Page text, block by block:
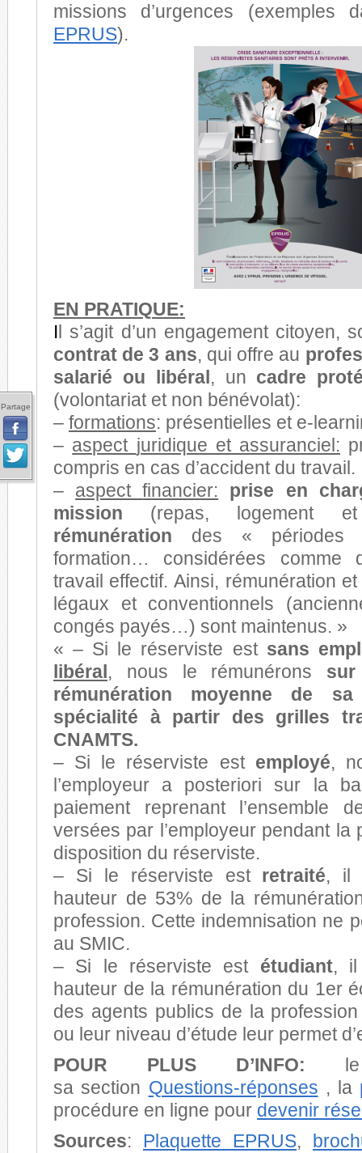
Partage
missions d’urgences
EPRUS).
EN PRATIQUE:
I l s’agit d’un engagement citoyen,
contrat de 3 ans, qui offre au
salarié ou libéral , un cadre
(volontariat et non bénévolat):
– formations: présentielles et e-
– aspect juridique et assuranciel:
compris en cas d’accident du travail.
– aspectfinancier:
prise en
mission (repas, logement
rémunération des « périodes
formation… considérées comme
travail effectif. Ainsi, rémunération
légaux et conventionnels
congés payés…) sont maintenus. »
« – Si le réserviste est sans
libéral , nous le rémunérons
rémunération moyenne de
spécialité à partir des grilles
CNAMTS.
– Si le réserviste est employé,
l’employeur a posteriori sur la
paiement reprenant l’ensemble
versées par l’employeur pendant la
disposition du réserviste.
– Si le réserviste est retraité, il
hauteur de 53% de la
profession. Cette indemnisation ne
au SMIC.
– Si le réserviste est étudiant, il
hauteur de la rémunération du 1er
des agents publics de la
ou leur niveau d’étude leur permet
POUR PLUS D’INFO:
sa section Questions-réponses , la
procédure en ligne pour devenir
Sources: Plaquette EPRUS,